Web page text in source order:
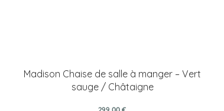
Madison Chaise de salle à manger – Vert
sauge / Châtaigne